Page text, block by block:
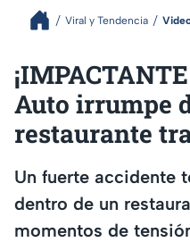
Viral y Tendencia
Auto irrumpe
restaurante
Un fuerte accidente
dentro de un
momentos de